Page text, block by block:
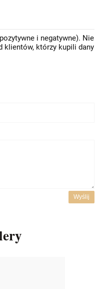
i negatywne). Nie
klientów, którzy kupili dany
Wyślij